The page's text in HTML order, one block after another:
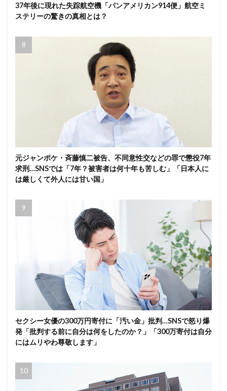
37年後に現れた失踪航空機「パンアメリカン914便」航空ミ
ステリーの驚きの真相とは？
元ジャンポケ・斉藤慎二被告、不同意性交などの罪で懲役7年
求刑…SNSでは「7年？被害者は何十年も苦しむ」「日本人に
は厳しくて外人には甘い国」
セクシー女優の300万円寄付に「汚い金」批判…SNSで怒り爆
発「批判する前に自分は何をしたのか？」「300万寄付は自分
にはムリやわ尊敬します」